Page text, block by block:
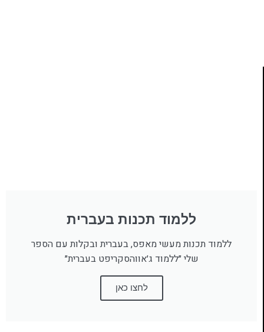
ללמוד תכנות בעברית
ללמוד תכנות מעשי מאפס, בעברית ובקלות עם הספר
שלי ״ללמוד ג׳אווהסקריפט בעברית״
לחצו כאן